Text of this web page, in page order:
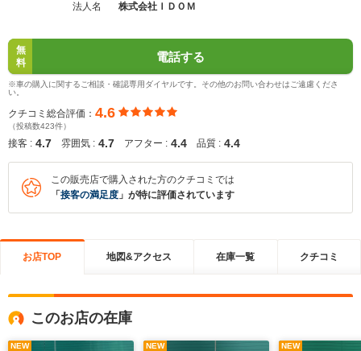
法人名
株式会社ＩＤＯＭ
無
料
電話する
※車の購入に関するご相談・確認専用ダイヤルです。その他のお問い合わせはご遠慮くださ
い。
クチコミ総合評価： 4.6
（投稿数423件）
接客 : 4.7 雰囲気 : 4.7 アフター : 4.4 品質 : 4.4
この販売店で購入された方のクチコミでは
「 接客の満足度 」が特に評価されています
お店TOP 地図&アクセス 在庫一覧 クチコミ
このお店の在庫
NEW NEW NEW